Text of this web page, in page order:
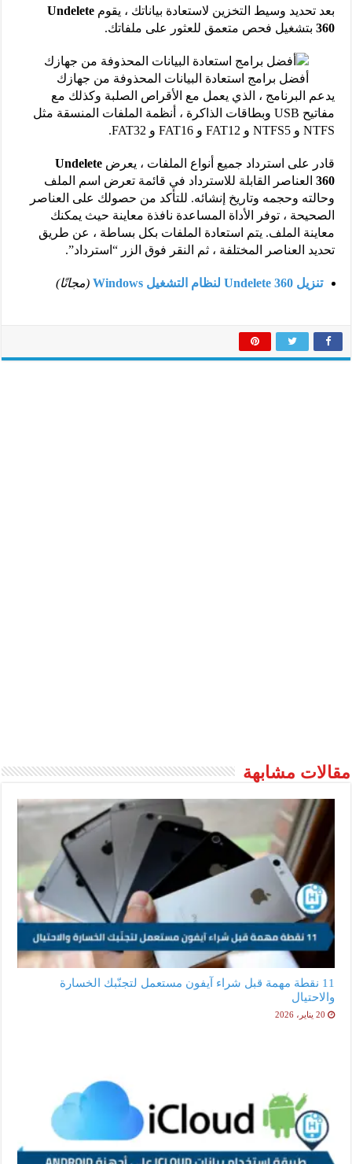
بعد تحديد وسيط التخزين لاستعادة بياناتك ، يقوم Undelete
360بتشغيل فحص متعمق للعثور على ملفاتك.
أفضل برامج استعادة البيانات المحذوفة من جهازك
يدعم البرنامج ، الذي يعمل مع الأقراص الصلبة وكذلك مع
مفاتيح USB وبطاقات الذاكرة ، أنظمة الملفات المنسقة مثل
NTFS و NTFS5 و FAT12 و FAT16 و FAT32.
قادر على استرداد جميع أنواع الملفات ، يعرض Undelete
360العناصر القابلة للاسترداد في قائمة تعرض اسم الملف
وحالته وحجمه وتاريخ إنشائه. للتأكد من حصولك على العناصر
الصحيحة ، توفر الأداة المساعدة نافذة معاينة حيث يمكنك
معاينة الملف. يتم استعادة الملفات بكل بساطة ، عن طريق
تحديد العناصر المختلفة ، ثم النقر فوق الزر “استرداد”.
تنزيل Undelete 360 ​​لنظام التشغيل Windows (مجانًا)
مقالات مشابهة
11 نقطة مهمة قبل شراء آيفون مستعمل لتجنّبك الخسارة
والاحتيال
20 يناير، 2026